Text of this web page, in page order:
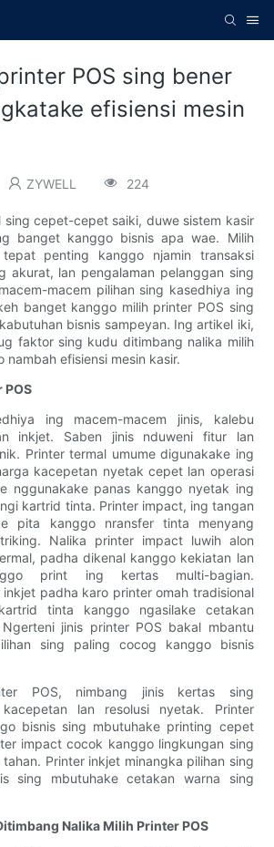
POS sing bener
efisiensi mesin
ZYWELL 224
sing cepet-cepet saiki, duwe sistem kasir
banget kanggo bisnis apa wae. Milih
penting kanggo njamin transaksi
akurat, lan pengalaman pelanggan sing
macem pilihan sing kasedhiya ing
banget kanggo milih printer POS sing
bisnis sampeyan. Ing artikel iki,
faktor sing kudu ditimbang nalika milih
nambah efisiensi mesin kasir.
ing macem-macem jinis, kalebu
inkjet. Saben jinis nduweni fitur lan
Printer termal umume digunakake ing
kacepetan nyetak cepet lan operasi
nggunakake panas kanggo nyetak ing
kartrid tinta. Printer impact, ing tangan
pita kanggo nransfer tinta menyang
Nalika printer impact luwih alon
padha dikenal kanggo kekiatan lan
print ing kertas multi-bagian.
padha karo printer omah tradisional
tinta kanggo ngasilake cetakan
jinis printer POS bakal mbantu
sing paling cocog kanggo bisnis
POS, nimbang jinis kertas sing
lan resolusi nyetak. Printer
bisnis sing mbutuhake printing cepet
impact cocok kanggo lingkungan sing
Printer inkjet minangka pilihan sing
sing mbutuhake cetakan warna sing
Nalika Milih Printer POS